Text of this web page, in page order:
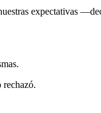
expectativas
rechazó.